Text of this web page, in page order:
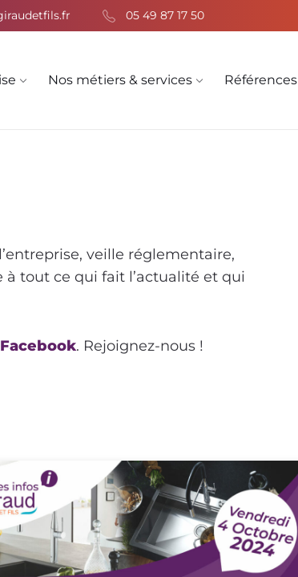
05 49 87 17 50
Nos métiers & services Références
veille réglementaire,
tout ce qui fait l’actualité et qui
Facebook. Rejoignez-nous !